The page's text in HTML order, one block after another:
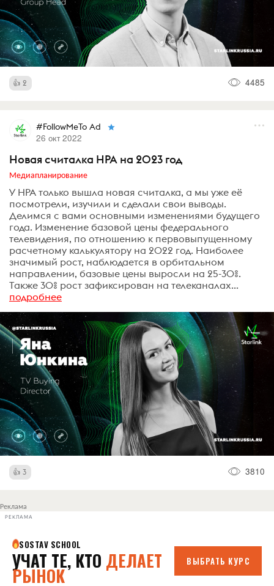
2 4485
#FollowMeTo Ad
26 окт 2022
Новая считалка НРА на 2023 год
Медиапланирование
У НРА только вышла новая считалка, а мы уже её
посмотрели, изучили и сделали свои выводы.
Делимся с вами основными изменениями будущего
года. Изменение базовой цены федерального
телевидения, по отношению к первовыпущенному
расчетному калькулятору на 2022 год. Наиболее
значимый рост, наблюдается в орбитальном
направлении, базовые цены выросли на 25-30%.
Также 30% рост зафиксирован на телеканалах...
подробнее
3 3810
Реклама
РЕКЛАМА